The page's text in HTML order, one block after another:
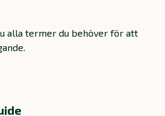
alla termer du behöver för att